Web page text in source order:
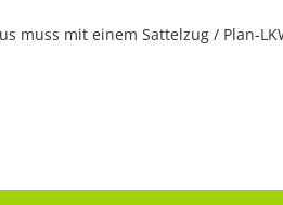
mit einem Sattelzug / Plan-